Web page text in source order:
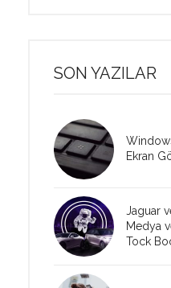
SON YAZILAR
Ekran
Jaguar
Medya
Tock